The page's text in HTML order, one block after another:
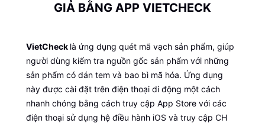
GIẢ BẰNG APP VIETCHECK
VietCheck là ứng dụng quét mã vạch sản phẩm, giúp
người dùng kiểm tra nguồn gốc sản phẩm với những
sản phẩm có dán tem và bao bì mã hóa. Ứng dụng
này được cài đặt trên điện thoại di động một cách
nhanh chóng bằng cách truy cập App Store với các
điện thoại sử dụng hệ điều hành iOS và truy cập CH